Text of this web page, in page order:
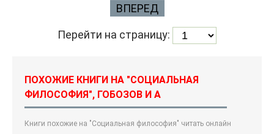
ВПЕРЕД
Перейти на страницу:
ПОХОЖИЕ КНИГИ НА "СОЦИАЛЬНАЯ
ФИЛОСОФИЯ", ГОБОЗОВ И А
Книги похожие на "Социальная философия" читать онлайн